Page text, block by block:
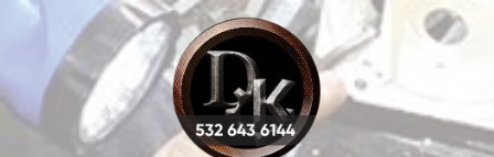
Skip
content